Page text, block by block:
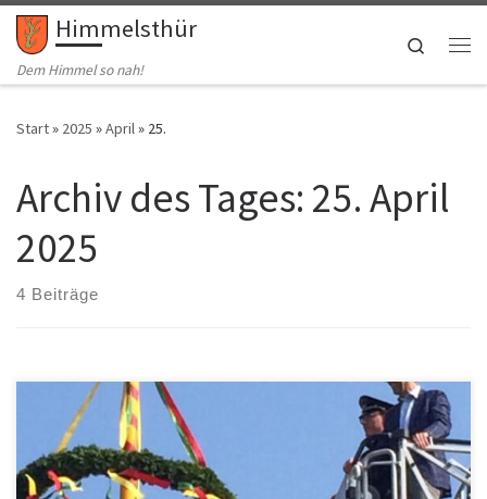
Zum Inhalt springen
Himmelsthür
Dem Himmel so nah!
Search
Start» 2025 »April» 25.
Archiv des Tages: 25. April
2025
4 Beiträge
Der Ortsrat und die Freiwillige Feuerwehr laden herzlich zum
traditionellen Himmelsthürer Maibaum ein. Das Fest beginnt um